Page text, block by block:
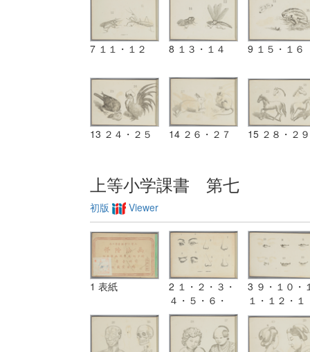
7 １１・１２ 8 １３・１４ 9 １５・１６
13 ２４・２５ 14 ２６・２７ 15 ２８・２９
上等小学課書 第七
初版 Viewer
1 表紙
2 １・２・３・
４・５・６・
７・８
3 ９・１０・
１・１２・１
３・１４